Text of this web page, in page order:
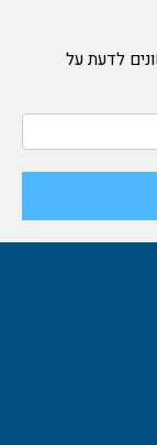
לדעת על